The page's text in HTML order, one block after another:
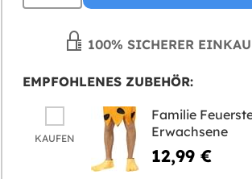
100% SICHERER
EMPFOHLENES ZUBEHÖR:
KAUFEN
Familie
Erwachsene
12,99 €